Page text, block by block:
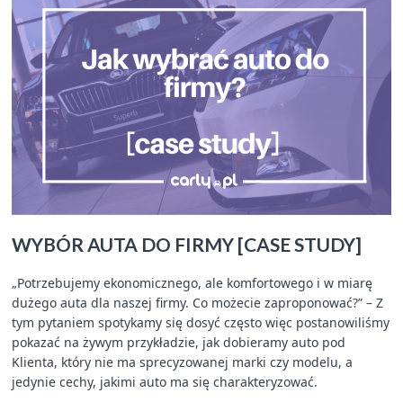
WYBÓR AUTA DO FIRMY [CASE STUDY]
„Potrzebujemy ekonomicznego, ale komfortowego i w miarę
dużego auta dla naszej firmy. Co możecie zaproponować?” – Z
tym pytaniem spotykamy się dosyć często więc postanowiliśmy
pokazać na żywym przykładzie, jak dobieramy auto pod
Klienta, który nie ma sprecyzowanej marki czy modelu, a
jedynie cechy, jakimi auto ma się charakteryzować.